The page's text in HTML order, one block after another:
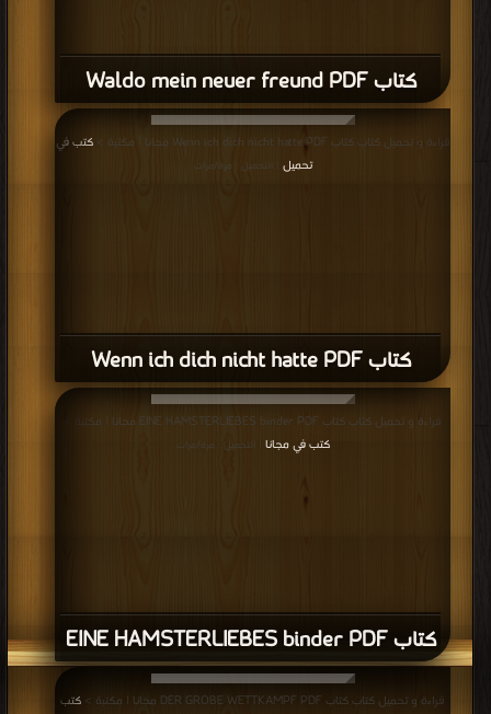
كتاب Waldo mein neuer freund PDF
كتاب Wenn ich dich nicht hatte PDF
قراءة و تحميل كتاب كتاب Wenn ich dich nicht hatte PDF مجانا | مكتبة >
كتب في
تحميل
| التحميل : مرة/مرات
كتاب EINE HAMSTERLIEBES binder PDF
قراءة و تحميل كتاب كتاب EINE HAMSTERLIEBES binder PDF مجانا | مكتبة >
كتب في مجانا | التحميل : مرة/مرات
قراءة و تحميل كتاب كتاب DER GROBE WETTKAMPF PDF مجانا | مكتبة > كتب